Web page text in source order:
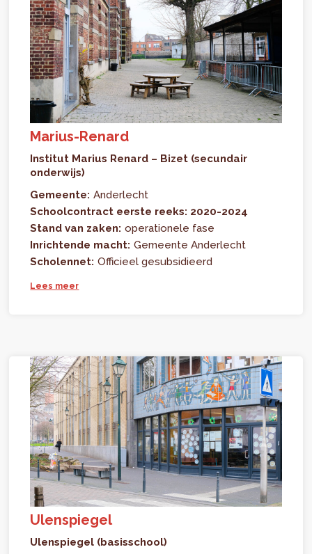
Marius-Renard
Institut Marius Renard – Bizet (secundair
onderwijs)
Gemeente: Anderlecht
Schoolcontract eerste reeks: 2020-2024
Stand van zaken: operationele fase
Inrichtende macht: Gemeente Anderlecht
Scholennet: Officieel gesubsidieerd
Lees meer
Ulenspiegel
Ulenspiegel (basisschool)